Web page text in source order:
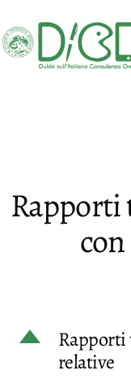
al
contenuto
Online
D
Rapporti
relative